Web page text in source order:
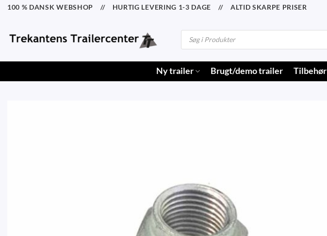
Fortsæt
100 % DANSK WEBSHOP // HURTIG LEVERING 1-3 DAGE // ALTID SKARPE PRISER
Products
search
Ny trailer Brugt/demo trailer Tilbehør